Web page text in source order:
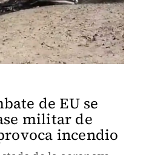
de EU se
militar de
incendio